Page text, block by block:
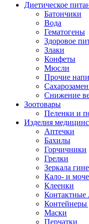
Диетическое
Батончики
Вода
Гематогены
Здоровое
Злаки
Конфеты
Мюсли
Прочие
Снижение
Зоотовары
Пеленки и
Изделия
Аптечки
Бахилы
Горчичники
Грелки
Зеркала
Кало- и
Клеенки
Контактные
Контейнеры
Маски
Перчатки